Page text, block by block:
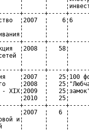
¦      ¦
+------+-----
¦2007  ¦
¦      ¦     ¦
¦
+------+-----
¦2008  ¦
сетей ¦      ¦
¦      ¦     ¦
+------+-----
¦2007  ¦
¦2008  ¦
- XIX¦2009  ¦
¦2010  ¦   25¦
+------+-----
¦2007  ¦   6 ¦
и¦      ¦     ¦
¦      ¦